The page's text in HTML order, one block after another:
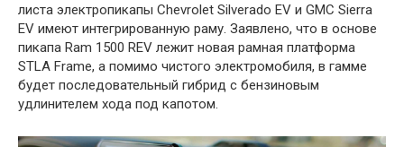
листа электропикапы Chevrolet Silverado EV и GMC Sierra
EV имеют интегрированную раму. Заявлено, что в основе
пикапа Ram 1500 REV лежит новая рамная платформа
STLA Frame, а помимо чистого электромобиля, в гамме
будет последовательный гибрид с бензиновым
удлинителем хода под капотом.